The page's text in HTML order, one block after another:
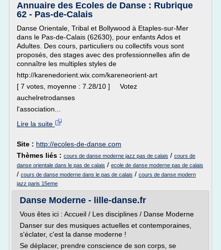
Annuaire des Ecoles de Danse : Rubrique
62 - Pas-de-Calais
Danse Orientale, Tribal et Bollywood à Etaples-sur-Mer
dans le Pas-de-Calais (62630), pour enfants Ados et
Adultes. Des cours, particuliers ou collectifs vous sont
proposés, des stages avec des professionnelles afin de
connaître les multiples styles de
http://karenedorient.wix.com/kareneorient-art
[ 7 votes, moyenne : 7.28/10 ] Votez
auchelretrodanses
l'association...
Lire la suite
Site : http://ecoles-de-danse.com
Thèmes liés : cours de danse moderne jazz pas de calais / cours de
danse orientale dans le pas de calais / ecole de danse moderne pas de calais
/ cours de danse moderne dans le pas de calais / cours de danse modern
jazz paris 15eme
Danse Moderne - lille-danse.fr
Vous êtes ici : Accueil / Les disciplines / Danse Moderne
Danser sur des musiques actuelles et contemporaines,
s'éclater, c'est la danse moderne !
Se déplacer, prendre conscience de son corps, se